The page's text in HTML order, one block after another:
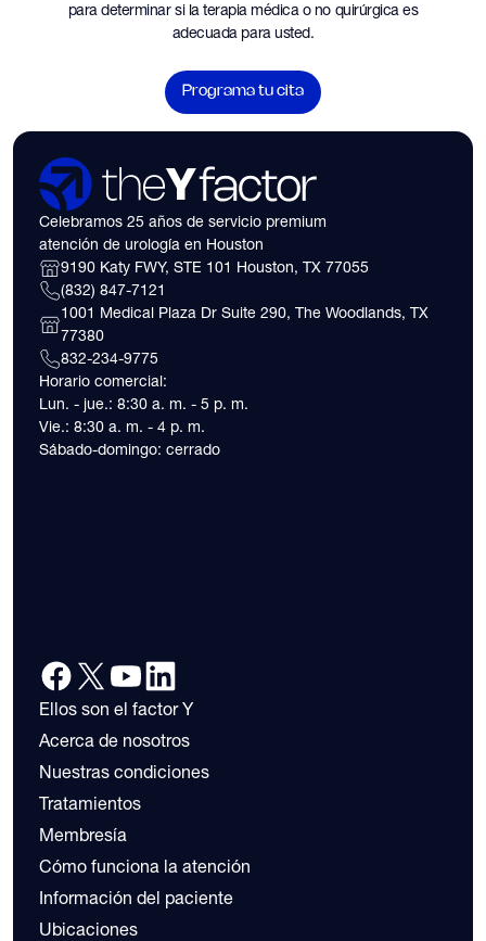
para determinar si la terapia médica o no quirúrgica es
adecuada para usted.
Programa tu cita
Celebramos 25 años de servicio premium
atención de urología en Houston
9190 Katy FWY, STE 101 Houston, TX 77055
(832) 847-7121
1001 Medical Plaza Dr Suite 290, The Woodlands, TX
77380
832-234-9775
Horario comercial:
Lun. - jue.: 8:30 a. m. - 5 p. m.
Vie.: 8:30 a. m. - 4 p. m.
Sábado-domingo: cerrado
Ellos son el factor Y
Acerca de nosotros
Nuestras condiciones
Tratamientos
Membresía
Cómo funciona la atención
Información del paciente
Ubicaciones